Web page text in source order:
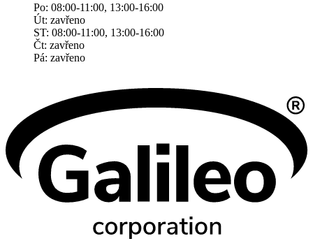
Po: 08:00-11:00, 13:00-16:00
Út: zavřeno
ST: 08:00-11:00, 13:00-16:00
Čt: zavřeno
Pá: zavřeno